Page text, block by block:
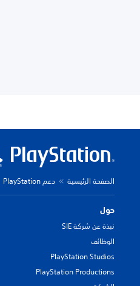
الصفحة الرئيسية دعم PlayStation
حول
نبذة عن شركة SIE
الوظائف
PlayStation Studios
PlayStation Productions